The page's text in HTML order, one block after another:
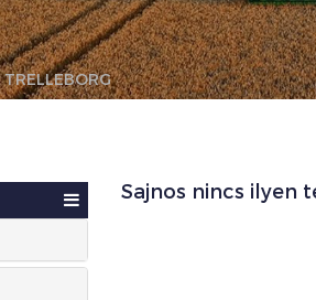
TRELLEBORG
Sajnos nincs ilyen